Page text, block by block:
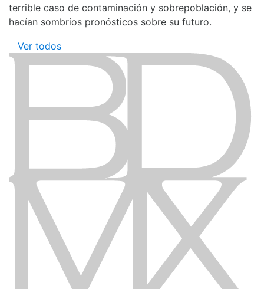
terrible caso de contaminación y sobrepoblación, y se
hacían sombríos pronósticos sobre su futuro.
Ver todos